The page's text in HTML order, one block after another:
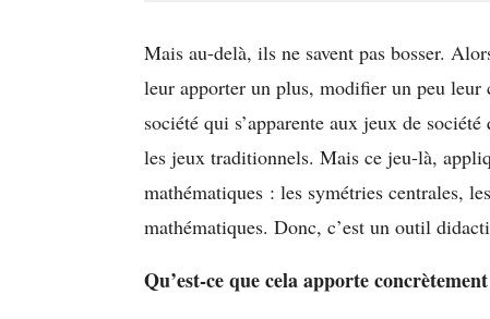
Mais au-delà, ils ne savent pas bosser.
leur apporter un plus, modifier un peu
société qui s’apparente aux jeux de
les jeux traditionnels. Mais ce jeu-là,
mathématiques : les symétries centrales,
mathématiques. Donc, c’est un outil
Qu’est-ce que cela apporte